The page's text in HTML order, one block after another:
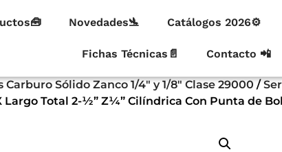
Novedades🛬 Catálogos 2026⚙
Fichas Técnicas📄 Contacto 📲
Sólido Zanco 1/4" y 1/8" Clase 29000/
Largo Total 2-½” Z¼” Cilíndrica Con Punta de